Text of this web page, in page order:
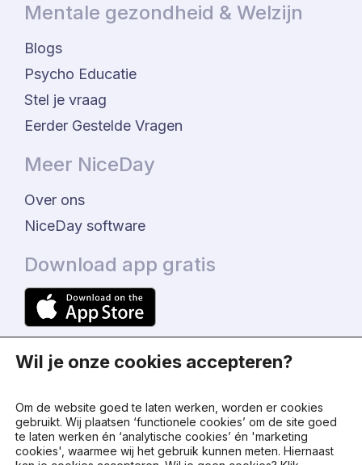
Mentale gezondheid & Welzijn
Blogs
Psycho Educatie
Stel je vraag
Eerder Gestelde Vragen
Meer NiceDay
Over ons
NiceDay software
Download app gratis
© 2024 - NiceDay Nederland
Wil je onze cookies accepteren?
Om de website goed te laten werken, worden er cookies
gebruikt. Wij plaatsen ‘functionele cookies’ om de site goed
te laten werken én ‘analytische cookies’ én 'marketing
cookies', waarmee wij het gebruik kunnen meten. Hiernaast